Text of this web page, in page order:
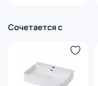
Сочетается с